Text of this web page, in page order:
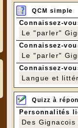
QCM simple
Connaissez-
Le "parler"
Connaissez-
Le "parler"
Connaissez-
Langue et
Quizz à
Personnalités
Des Gignacois